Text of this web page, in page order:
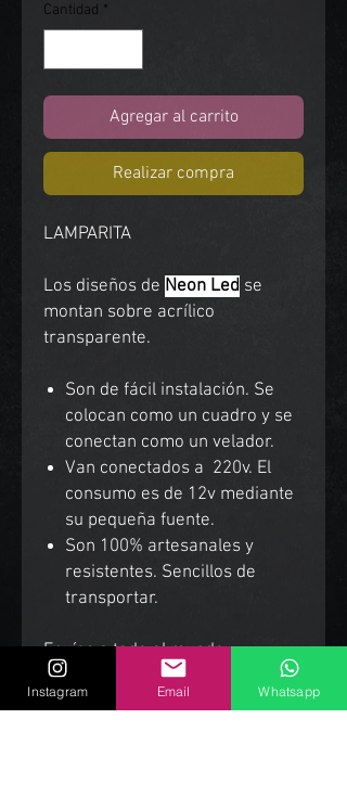
Cantidad *
Agregar al carrito
Realizar compra
LAMPARITA
Los diseños de Neon Led se
montan sobre acrílico
transparente.
Son de fácil instalación. Se
colocan como un cuadro y se
conectan como un velador.
Van conectados a 220v. El
consumo es de 12v mediante
su pequeña fuente.
Son 100% artesanales y
resistentes. Sencillos de
transportar.
Envíos a todo el mundo.
Instagram Email Whatsapp